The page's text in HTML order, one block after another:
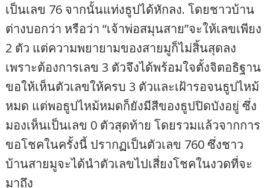
เป็นเลข 76 จากนั้นแท่งธูปได้หักลง. โดยชาวบ้าน
ต่างบอกว่า หรือว่า “เจ้าพ่อสมุนสาย”จะให้เลขเพียง
2 ตัว แต่ความพยายามของสายมูก็ไม่สิ้นสุดลง
เพราะต้องการเลข 3 ตัวจึงได้พร้อมใจตั้งจิตอธิฐาน
ขอให้เห็นตัวเลขให้ครบ 3 ตัวและเฝ้ารอจนธูปไหม้
หมด แต่พอธูปไหม้หมดก็ยังมีสีของธูปปิดบังอยู่ ซึ่ง
มองเห็นเป็นเลข 0 ตัวสุดท้าย โดยรวมแล้วจากการ
ขอโชคในครั้งนี้ ปรากฏเป็นตัวเลข 760 ซึ่งชาว
บ้านสายมูจะได้นำตัวเลขไปเสี่ยงโชคในงวดที่จะ
มาถึง